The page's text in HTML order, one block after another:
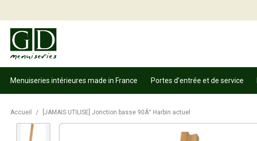
Menuiseries intérieures made in France Portes d’entrée et de service
Accueil / [JAMAIS UTILISE] Jonction basse 90Â° Harbin actuel